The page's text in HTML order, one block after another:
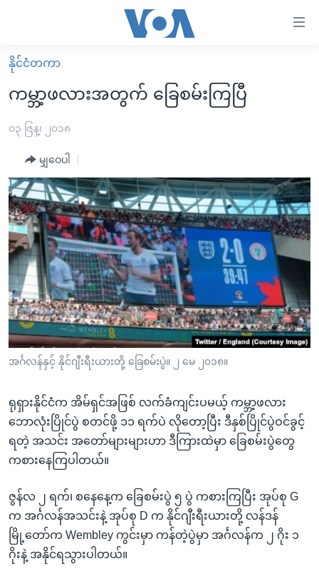
လွယ်ကူ
စေ
Link
များ
ပင်မ
အကြောင်းအရာ
သို့
ကျော်
ကြည့်
ရန်
ပင်မ
အ
ညွန်း
စာမျက်နှာ
ကျော်
ကြည့်
ရန်
ရှာဖွေ
နေရာ
သို့
ကျော်
ရန်
မူလစာမျက်နှာ
မြန်မာ
ကမ္ဘာ့သတင်းများ
နိုင်ငံတကာ
အမေရိကန်
တရုတ်
အစ္စရေး-ပါလက်စတိုင်း
သတင်းလွတ်လပ်ခွင့်
ရပ်ဝန်းတခု လမ်းတခု အလွန်
အင်္ဂလိပ်စာလေ့လာမယ်
အမေရိကန်သုံးအီဒီယံ
မကြေးမုံရဲ့ အင်္ဂလိပ်စာ
ရုပ်ရှင်ထဲက အင်္ဂလိပ်စာ
သုတပဒေသာ အင်္ဂလိပ်စာ
အပတ်စဉ်ကဏ္ဍများ
ရေဒီယို
တီဗွီ
ရေဒီယိုနှင့်ရုပ်သံ အချက်အလက်များ
ရေဒီယို/တီဗွီအစီအစဉ်
Learning English
ဘာသာစကားများ
နိုင်ငံတကာ
ကမ္ဘာ့ဖလားအတွက် ခြေစမ်းကြပြီ
၀၃ ဇြန္၊ ၂၀၁၈
မျှဝေပါ
အင်္ဂလန်နှင့် နိုင်ဂျီးရီးယားတို့ ခြေစမ်းပွဲ။ ၂ မေ ၂၀၁၈။
ရုရှားနိုင်ငံက အိမ်ရှင်အဖြစ် လက်ခံကျင်းပမယ့် ကမ္ဘာ့ဖလား
ဘောလုံးပြိုင်ပွဲ စတင်ဖို့ ၁၁ ရက်ပဲ လိုတော့ပြီး ဒီနှစ်ပြိုင်ပွဲဝင်ခွင့်
ရတဲ့ အသင်း အတော်များများဟာ ဒီကြားထဲမှာ ခြေစမ်းပွဲတွေ
ကစားနေကြပါတယ်။
ဇွန်လ ၂ ရက်၊ စနေနေ့က ခြေစမ်းပွဲ ၅ ပွဲ ကစားကြပြီး အုပ်စု G
က အင်္ဂလန်အသင်းနဲ့ အုပ်စု D က နိုင်ဂျီးရီးယားတို့ လန်ဒန်
မြို့တော်က Wembley ကွင်းမှာ ကန်တဲ့ပွဲမှာ အင်္ဂလန်က ၂ ဂိုး ၁
ဂိုးနဲ့ အနိုင်ရသွားပါတယ်။